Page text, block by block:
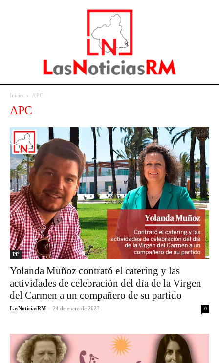
Inicio APC
APC
PP
Yolanda Muñoz contrató el catering y las
actividades de celebración del día de la Virgen
del Carmen a un compañero de su partido
LasNoticiasRM - 24 de enero de 2023 0